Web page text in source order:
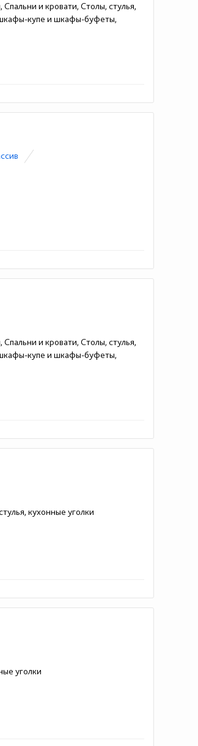
и кровати, Столы, стулья,
купе и шкафы-буфеты,
и кровати, Столы, стулья,
купе и шкафы-буфеты,
кухонные уголки
уголки